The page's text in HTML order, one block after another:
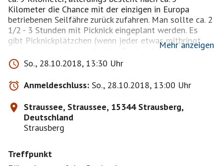
Kilometer die Chance mit der einzigen in Europa
betriebenen Seilfähre zurück zufahren. Man sollte ca. 2
1/2 - 3 Stunden mit Picknick eingeplant werden. Es
gibt Picknickplätzchen (wenn jeder etwas mitbringt
sollte es ein schön gedeckter Tisch sein) und man
könnte, wer es möchte im Nachgang noch in ein "Cafe"
einkehren. Bei Bedarf würde ich dann Plätze
reservieren.
Es lohnt sich im jeden Fall. Der 136 ha große
Straussee im Nordosten von Berlin ist überwiegend
Grundwasser gespeist und gehört zu den
landschaftlich reizvollsten Seen in Brandenburg. Das
Wasser ist klar. Mit bloßem Auge kann man in dem
vorbei an Ruheplätzen mit idyllischen Ausblicken auf
Mehr anzeigen
So., 28.10.2018, 13:30 Uhr
Anmeldeschluss: So., 28.10.2018, 13:00 Uhr
Straussee, Straussee, 15344 Strausberg,
Deutschland
Strausberg
Treffpunkt